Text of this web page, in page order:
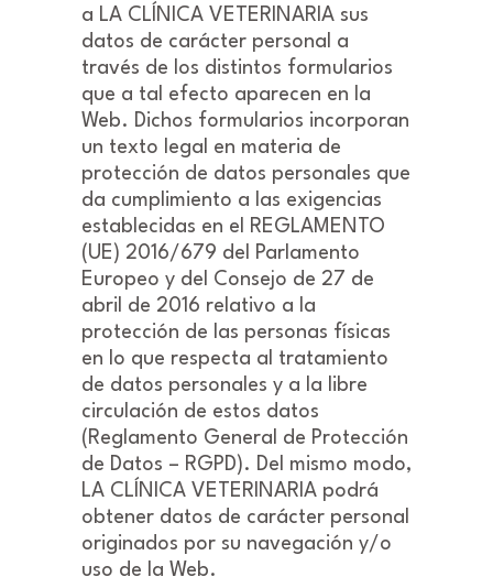
a LA CLÍNICA VETERINARIA sus
datos de carácter personal a
través de los distintos formularios
que a tal efecto aparecen en la
Web. Dichos formularios incorporan
un texto legal en materia de
protección de datos personales que
da cumplimiento a las exigencias
establecidas en el REGLAMENTO
(UE) 2016/679 del Parlamento
Europeo y del Consejo de 27 de
abril de 2016 relativo a la
protección de las personas físicas
en lo que respecta al tratamiento
de datos personales y a la libre
circulación de estos datos
(Reglamento General de Protección
de Datos – RGPD). Del mismo modo,
LA CLÍNICA VETERINARIA podrá
obtener datos de carácter personal
originados por su navegación y/o
uso de la Web.